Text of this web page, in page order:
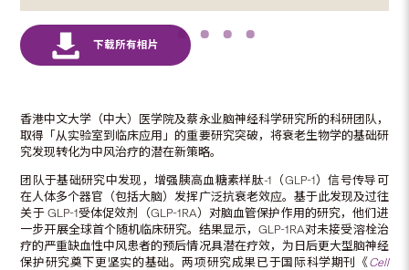
香港中文大学（中大）医学院及蔡永业脑神经科学研究所的科研团队，
取得「从实验室到临床应用」的重要研究突破，将衰老生物学的基础研
究发现转化为中风治疗的潜在新策略。
团队于基础研究中发现，增强胰高血糖素样肽-1（GLP-1）信号传导可
在人体多个器官（包括大脑）发挥广泛抗衰老效应。基于此发现及过往
关于 GLP-1受体促效剂（GLP-1RA）对脑血管保护作用的研究，他们进
一步开展全球首个随机临床研究。结果显示，GLP-1RA对未接受溶栓治
疗的严重缺血性中风患者的预后情况具潜在疗效，为日后更大型脑神经
保护研究奠下更坚实的基础。两项研究成果已于国际科学期刊《Cell